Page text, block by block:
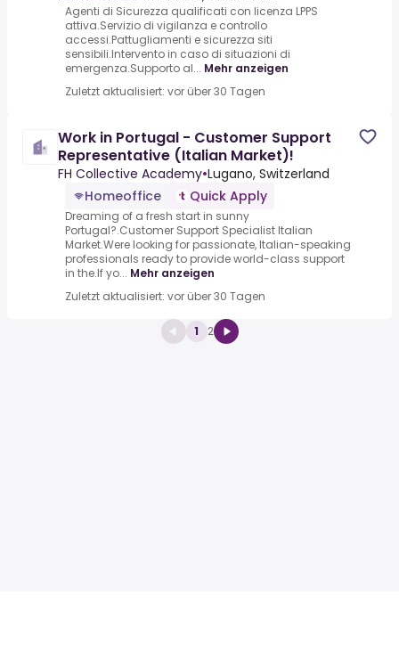
Agenti di Sicurezza qualificati con licenza LPPS
attiva.Servizio di vigilanza e controllo
accessi.Pattugliamenti e sicurezza siti
sensibili.Intervento in caso di situazioni di
emergenza.Supporto al... Mehr anzeigen
Zuletzt aktualisiert: vor über 30 Tagen
Work in Portugal - Customer Support
Representative (Italian Market)!
FH Collective Academy•Lugano, Switzerland
Homeoffice
Quick Apply
Dreaming of a fresh start in sunny
Portugal?.Customer Support Specialist Italian
Market.Were looking for passionate, Italian-speaking
professionals ready to provide world-class support
in the.If yo... Mehr anzeigen
Zuletzt aktualisiert: vor über 30 Tagen
1 2